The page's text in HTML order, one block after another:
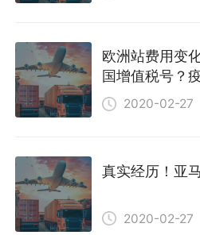
欧洲站费用变
国增值税号？
什么政策更新呢
2020-02-27
真实经历！亚
2020-02-27